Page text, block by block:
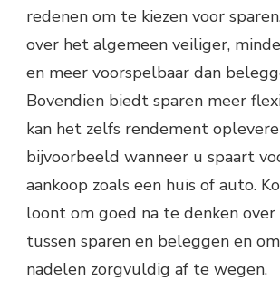
redenen om te kiezen voor
over het algemeen veiliger,
en meer voorspelbaar dan
Bovendien biedt sparen meer
kan het zelfs rendement
bijvoorbeeld wanneer u spaart
aankoop zoals een huis of auto.
loont om goed na te denken over
tussen sparen en beleggen en
nadelen zorgvuldig af te wegen.